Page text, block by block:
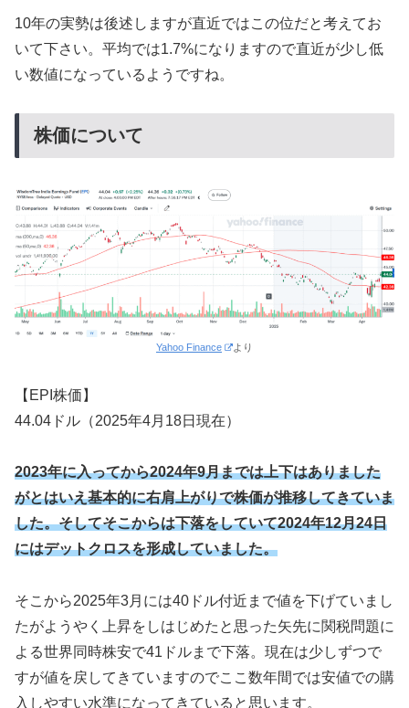
10年の実勢は後述しますが直近ではこの位だと考えてお
いて下さい。平均では1.7%になりますので直近が少し低
い数値になっているようですね。
株価について
Yahoo Finance より
【EPI株価】
44.04ドル（2025年4月18日現在）
2023年に入ってから2024年9月までは上下はありました
がとはいえ基本的に右肩上がりで株価が推移してきていま
した。そしてそこからは下落をしていて2024年12月24日
にはデットクロスを形成していました。
そこから2025年3月には40ドル付近まで値を下げていまし
たがようやく上昇をしはじめたと思った矢先に関税問題に
よる世界同時株安で41ドルまで下落。現在は少しずつで
すが値を戻してきていますのでここ数年間では安値での購
入しやすい水準になってきていると思います。